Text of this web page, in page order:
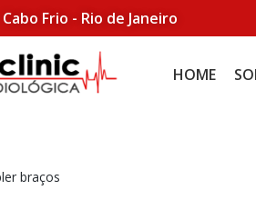
Cabo Frio - Rio de Janeiro
HOME
braços